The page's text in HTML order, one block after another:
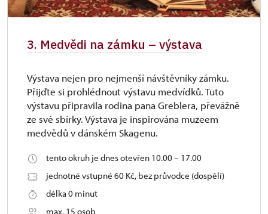
3. Medvědi na zámku – výstava
Výstava nejen pro nejmenší návštěvníky zámku.
Přijďte si prohlédnout výstavu medvídků. Tuto
výstavu připravila rodina pana Greblera, převážně
ze své sbírky. Výstava je inspirována muzeem
medvědů v dánském Skagenu.
tento okruh je dnes otevřen 10.00 – 17.00
jednotné vstupné 60 Kč, bez průvodce (dospělí)
délka 0 minut
max. 15 osob